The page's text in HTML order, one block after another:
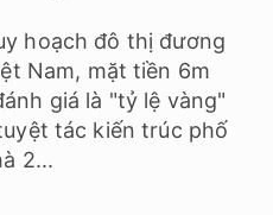
hoạch đô thị đương
Nam, mặt tiền 6m
giá là "tỷ lệ vàng"
tác kiến trúc phố
2...